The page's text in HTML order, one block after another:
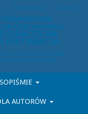
Universitatis
Cracoviensis
DIDACTICAM
PERTINENTIA
AUTORÓW
Zarejestruj Zaloguj